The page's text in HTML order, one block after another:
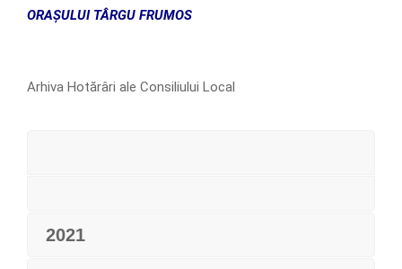
ORAȘULUI TÂRGU FRUMOS
Arhiva Hotărâri ale Consiliului Local
2021